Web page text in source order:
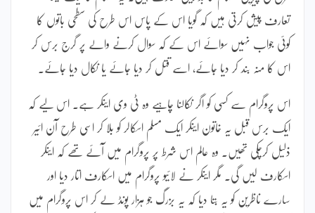
تعارف پیش کرتی ہیں کہ گویا اس کے پاس اس طرح کی سطحی باتوں کا
کوئی جواب نہیں سوائے اس کے کہ سوال کرنے والے پر گرج برس کر
اس کا منہ بند کر دیا جائے، اسے قتل کر دیا جائے یا نکال دیا جائے۔
اس پروگرام سے کسی کو اگر نکالنا چاہیے وہ ٹی وی اینکر ہے۔ اس لیے کہ
ایک برس قبل یہ خاتون اینکر ایک مسلم اسکالر کو بلا کر اسی طرح آن ائیر
ذلیل کرچکی تھیں۔ وہ عالم اس شرط پر پروگرام میں آئے تھے کہ اینکر
اسکارف لیں گی۔ مگر اینکر نے لائیو پروگرام میں اسکارف اتار دیا اور
سارے ناظرین کو یہ بتا دیا کہ یہ بزرگ جو ہزار پونڈ لے کر اس پروگرام میں